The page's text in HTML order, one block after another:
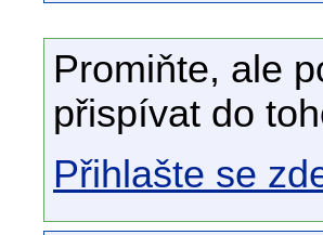
Promiňte, ale
přispívat do
Přihlašte se